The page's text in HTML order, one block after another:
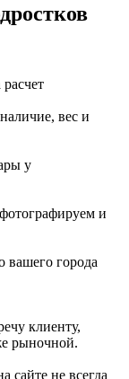
вес и
у
и
вашего города
клиенту,
рыночной.
сайте не всегда